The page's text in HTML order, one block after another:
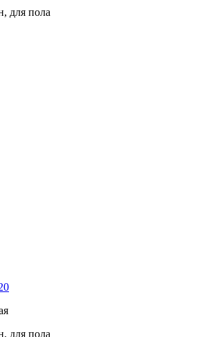
для пола
для пола